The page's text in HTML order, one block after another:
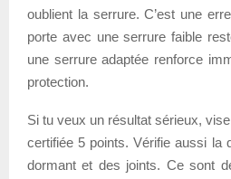
oublient la serrure. C’est une
porte avec une serrure faible
une serrure adaptée renforce
protection.
Si tu veux un résultat sérieux,
certifiée 5 points. Vérifie aussi la
dormant et des joints. Ce sont